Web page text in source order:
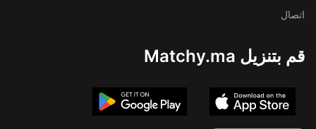
اتصال
قم بتنزيل Matchy.ma